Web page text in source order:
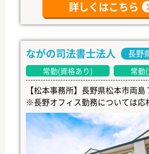
詳しくはこちら
ながの司法書士法人 長野
常勤(資格あり) 常勤
【松本事務所】長野県松本市両島
※長野オフィス勤務については応